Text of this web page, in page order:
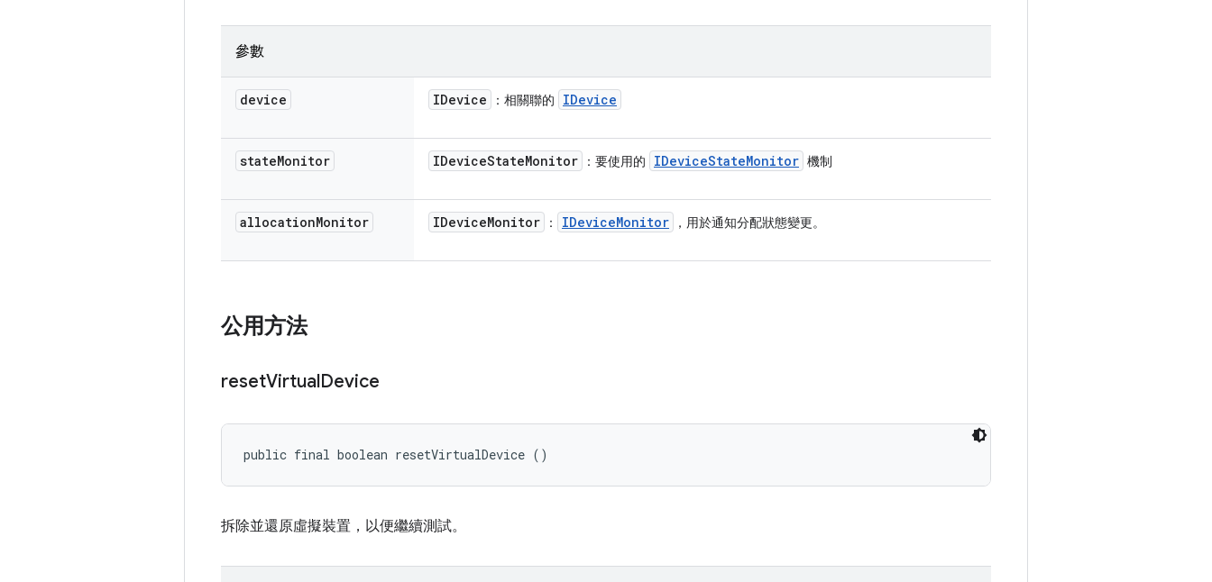
參數
device IDevice ：相關聯的 IDevice
stateMonitor IDeviceStateMonitor ：要使用的 IDeviceStateMonitor 機制
allocationMonitor IDeviceMonitor ： IDeviceMonitor ，用於通知分配狀態變更。
公用方法
resetVirtualDevice
public final boolean resetVirtualDevice ()
拆除並還原虛擬裝置，以便繼續測試。